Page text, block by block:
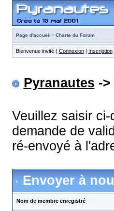
Page d'accueil · Charte du Forum
Bienvenue invité ( Connexion| Inscription
Pyranautes -
Veuillez saisir
demande de
ré-envoyé à
Envoyer à
Nom de membre enregistré